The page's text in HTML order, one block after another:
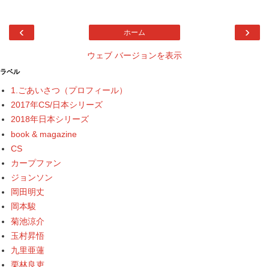
‹ ›
ホーム
ウェブ バージョンを表示
ラベル
1.ごあいさつ（プロフィール）
2017年CS/日本シリーズ
2018年日本シリーズ
book & magazine
CS
カープファン
ジョンソン
岡田明丈
岡本駿
菊池涼介
玉村昇悟
九里亜蓮
栗林良吏